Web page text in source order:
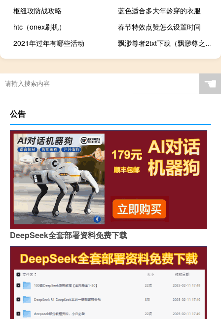
枢纽攻防战攻略
蓝色适合多大年龄穿的衣服
htc（onex刷机）
春节特效点赞怎么设置时间
2021年过年有哪些活动
飘渺尊者2txt下载（飘渺尊之旅）
☚
公告
DeepSeek全套部署资料免费下载